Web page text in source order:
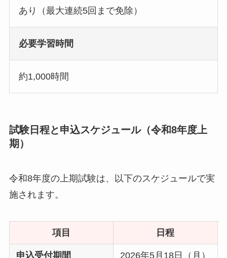
あり（最大連続5回まで免除）
必要学習時間
約1,000時間
試験日程と申込スケジュール（令和8年度上
期）
令和8年度の上期試験は、以下のスケジュールで実
施されます。
項目 日程
申込受付期間 2026年5月18日（月）